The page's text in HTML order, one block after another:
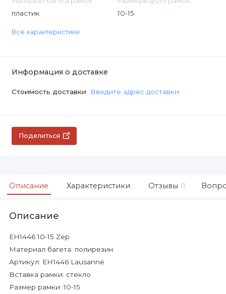
пластик 10-15
Все характеристики
Информация о доставке
Стоимость доставки Введите адрес доставки
Поделиться
Описание Характеристики Отзывы 0
Описание
EH1446 10-15 Zep
Материал багета: полирезин
Артикул: EH1446 Lausanne
Вставка рамки: стекло
Размер рамки: 10-15